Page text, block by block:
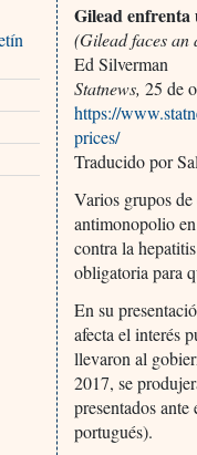
Gilead
(Gilead faces
Ed Silverman
Statnews, 25 de
https://
prices/
Traducido por
Varios grupos de
antimonopolio
contra la
obligatoria para
En su
afecta el interés
llevaron al
2017, se
presentados
portugués).